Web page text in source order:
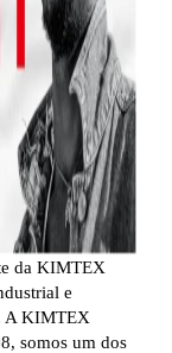
da KIMTEX
e
A KIMTEX
somos um dos